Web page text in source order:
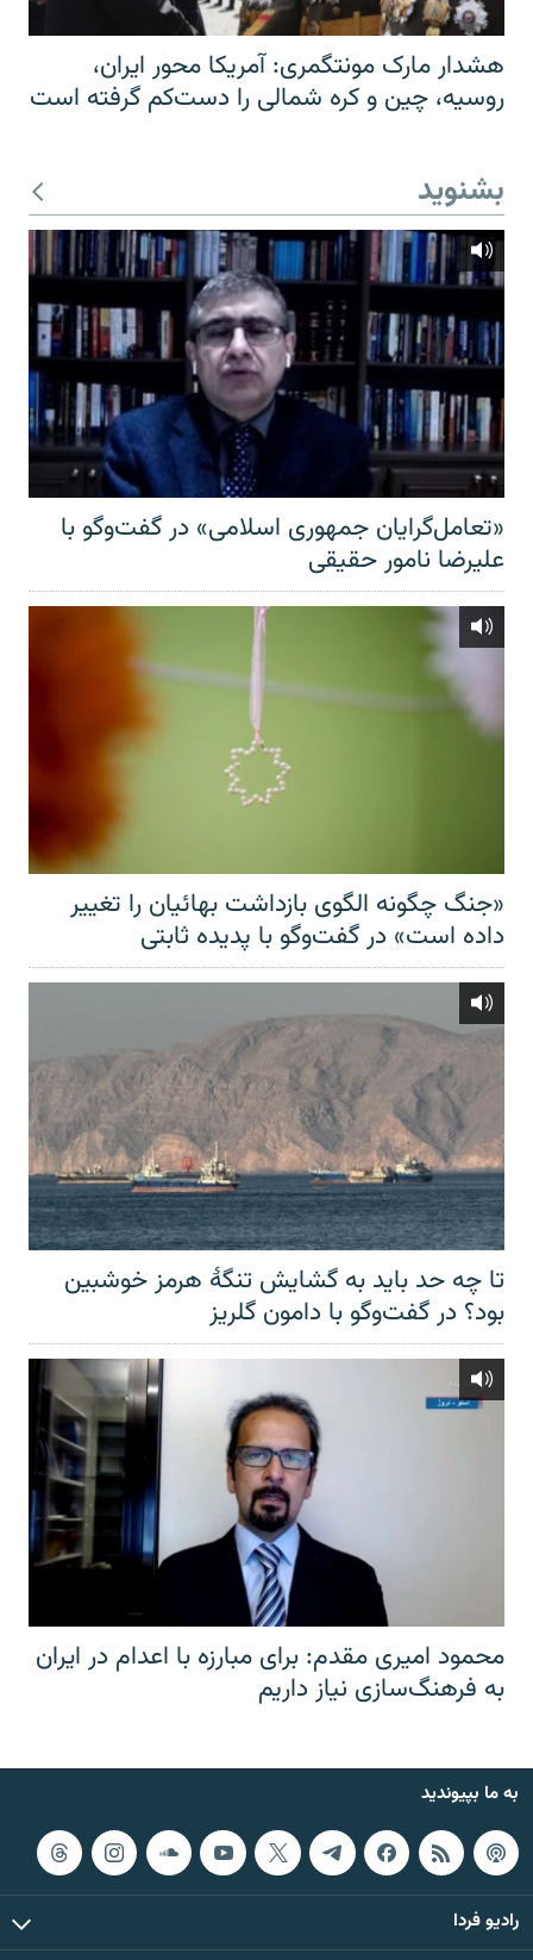
هشدار مارک مونتگمری: آمریکا محور ایران،
روسیه، چین و کره شمالی را دست‌کم گرفته است
بشنوید
«تعامل‌گرایان جمهوری اسلامی» در گفت‌وگو با
علیرضا نامور حقیقی
«جنگ چگونه الگوی بازداشت بهائیان را تغییر
داده است» در گفت‌وگو با پدیده ثابتی
تا چه حد باید به گشایش تنگهٔ هرمز خوشبین
بود؟ در گفت‌وگو با دامون گلریز
محمود امیری مقدم: برای مبارزه با اعدام در ایران
به فرهنگ‌سازی نیاز داریم
به ما بپیوندید
رادیو فردا